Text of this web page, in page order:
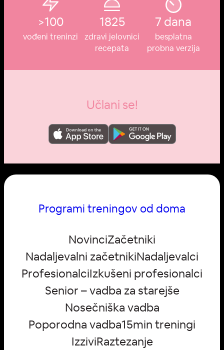
>100 1825 7 dana
vođeni treninzi
zdravi jelovnici
recepata
besplatna
probna verzija
Učlani se!
Programi treningov od doma
NovinciZačetniki
Nadaljevalni začetnikiNadaljevalci
ProfesionalciIzkušeni profesionalci
Senior – vadba za starejše
Nosečniška vadba
Poporodna vadba15min treningi
IzziviRaztezanje